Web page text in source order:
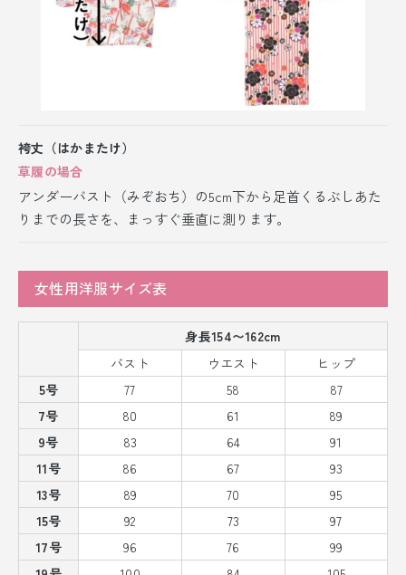
袴丈（はかまたけ）
草履の場合
アンダーバスト（みぞおち）の5cm下から足首くるぶしあた
りまでの長さを、まっすぐ垂直に測ります。
女性用洋服サイズ表
身長154〜162cm
バスト
ウエスト
ヒップ
5号
77 58
87
7号
80 61
89
9号
83 64
91
11号
86 67
93
13号
89 70
95
15号
92 73
97
17号
96 76
99